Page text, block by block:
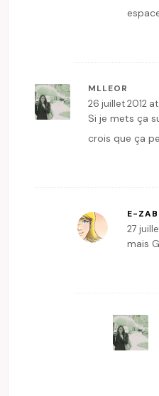
MLLEOR
26 juillet 2012 at
Si je mets ça
crois que ça
E-
27
mais